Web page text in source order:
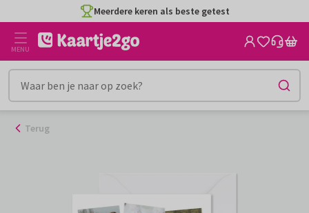
naar
inhoud
Meerdere keren als beste getest
MENU
Terug